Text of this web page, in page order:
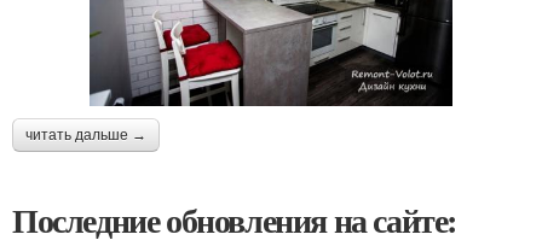
читать дальше →
Последние обновления на сайте: